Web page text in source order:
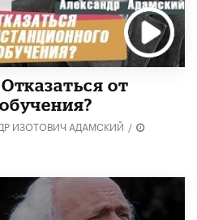
от
ИЗОТОВИЧ АДАМСКИЙ /